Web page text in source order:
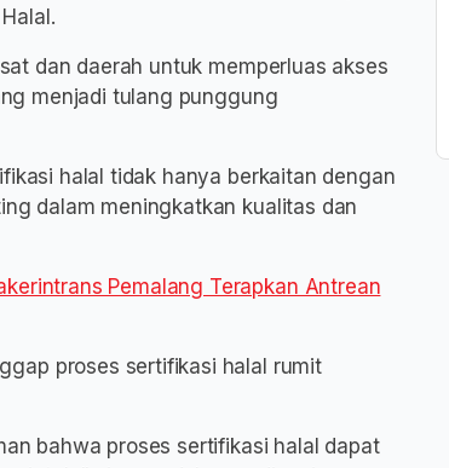
dan daerah untuk memperluas akses
menjadi tulang punggung
halal tidak hanya berkaitan dengan
dalam meningkatkan kualitas dan
Pemalang Terapkan Antrean
proses sertifikasi halal rumit
bahwa proses sertifikasi halal dapat